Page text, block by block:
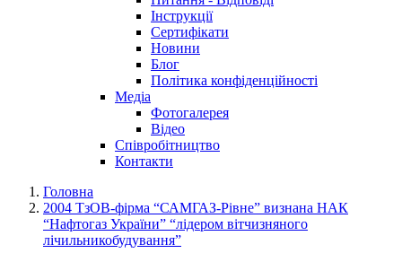
Інструкції
Сертифікати
Новини
Блог
Політика конфіденційності
Медіа
Фотогалерея
Відео
Співробітництво
Контакти
Головна
2004 ТзОВ-фірма “САМГАЗ-Рівне” визнана НАК
“Нафтогаз України” “лідером вітчизняного
лічильникобудування”